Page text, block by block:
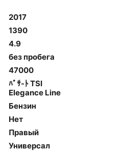
2017
1390
4.9
без пробега
47000
ﾊﾟｻ-ﾄ TSI
Elegance Line
Бензин
Нет
Правый
Универсал